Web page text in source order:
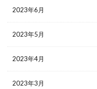
2023年6月
2023年5月
2023年4月
2023年3月